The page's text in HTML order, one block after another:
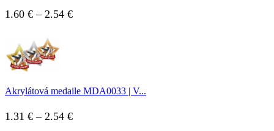
1.60 € – 2.54 €Price
2.54 €
Akrylátová medaile MDA0033 | V...
1.31 € – 2.54 €Price